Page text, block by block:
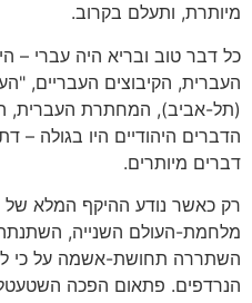
מיותרת, ותעלם בקרוב.
כל דבר טוב ובריא היה עברי –
העברית, הקיבוצים העבריים,
(תל-אביב), המחתרת העברית,
הדברים היהודיים היו בגולה –
דברים מיותרים.
רק כאשר נודע ההיקף המלא
מלחמת-העולם השנייה,
השתררה תחושת-אשמה על כי לא
הנרדפים. פתאום הפכה השטעטל